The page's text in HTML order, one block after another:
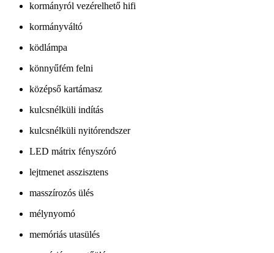
kormányról vezérelhető hifi
kormányváltó
ködlámpa
könnyűfém felni
középső kartámasz
kulcsnélküli indítás
kulcsnélküli nyitórendszer
LED mátrix fényszóró
lejtmenet asszisztens
masszírozós ülés
mélynyomó
memóriás utasülés